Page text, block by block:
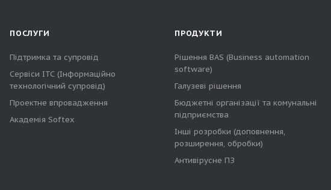
ПОСЛУГИ
Підтримка та супровід
Сервіси ІТС (Інформаційно
технологічний супровід)
Проектне впровадження
Академія Softex
ПРОДУКТИ
Рішення BAS (Business automation
software)
Галузеві рішення
Бюджетні організації та комунальні
підприємства
Інші розробки (доповнення,
розширення, обробки)
Антивірусне ПЗ